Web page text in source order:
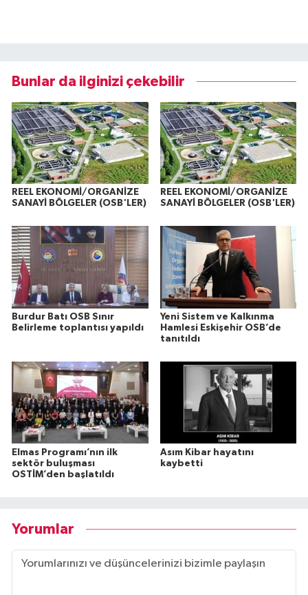
Bunlar da ilginizi çekebilir
REEL EKONOMİ/ORGANİZE
SANAYİ BÖLGELER (OSB'LER)
REEL EKONOMİ/ORGANİZE
SANAYİ BÖLGELER (OSB'LER)
Burdur Batı OSB Sınır
Belirleme toplantısı yapıldı
Yeni Sistem ve Kalkınma
Hamlesi Eskişehir OSB’de
tanıtıldı
Elmas Programı’nın ilk
sektör buluşması
OSTİM’den başlatıldı
Asım Kibar hayatını
kaybetti
Yorumlar